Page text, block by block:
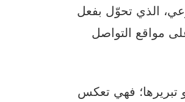
الذي تحوّل بفعل
مواقع التواصل
تبريرها؛ فهي تعكس